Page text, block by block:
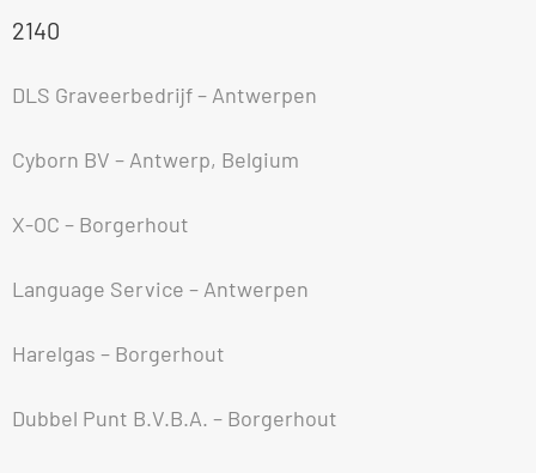
2140
DLS Graveerbedrijf – Antwerpen
Cyborn BV – Antwerp, Belgium
X-OC – Borgerhout
Language Service – Antwerpen
Harelgas – Borgerhout
Dubbel Punt B.V.B.A. – Borgerhout